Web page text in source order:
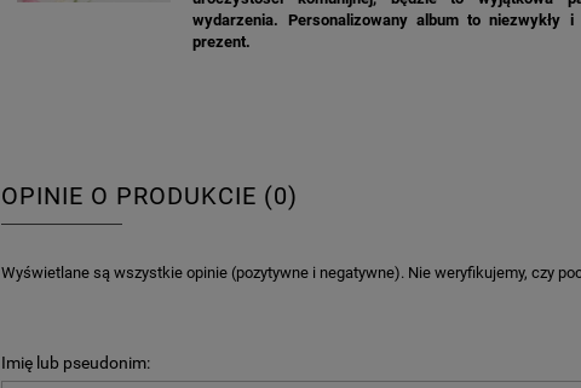
wydarzenia. Personalizowany album to niezwykły
prezent.
OPINIE O PRODUKCIE (0)
Wyświetlane są wszystkie opinie (pozytywne i negatywne). Nie weryfikujemy, czy
Imię lub pseudonim: